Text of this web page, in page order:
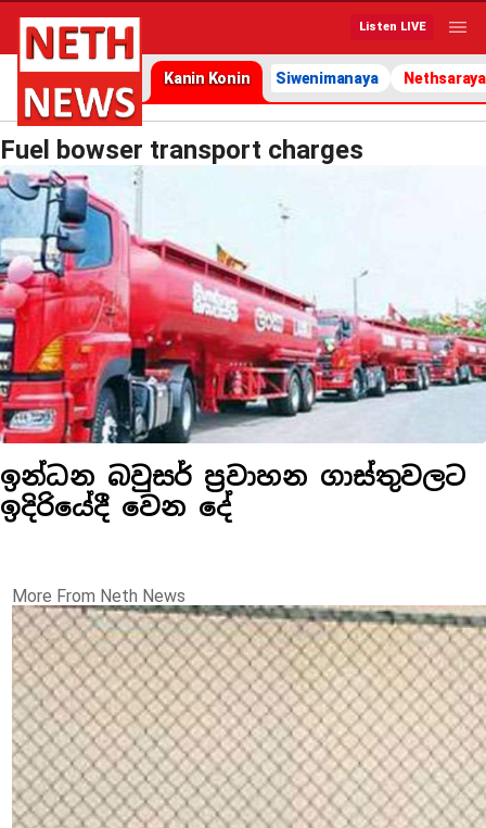
Listen LIVE
Kanin Konin Siwenimanaya Nethsaraya
Fuel bowser transport charges
ඉන්ධන බවුසර් ප්‍රවාහන ගාස්තුවලට
ඉදිරියේදී වෙන දේ
More From Neth News